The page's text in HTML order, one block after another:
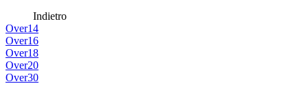
Indietro
Over14
Over16
Over18
Over20
Over30